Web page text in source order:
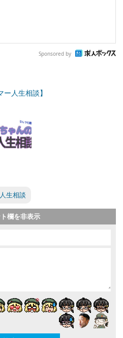
Sponsored by
ー人生相談】
生相談
欄を非表示